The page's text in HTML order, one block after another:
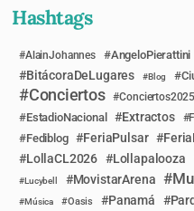
Hashtags
AlainJohannes AngeloPierattini
BitácoraDeLugares Blog
Conciertos Conciertos2025
EstadioNacional Extractos
Fediblog FeriaPulsar
LollaCL2026
Lollapalooza
Lucybell
MovistarArena
Música Oasis Panamá